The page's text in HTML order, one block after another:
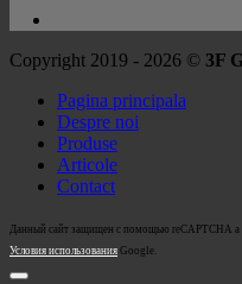
Copyright 2019 - 2026 © 3F
Pagina principala
Despre noi
Produse
Articole
Contact
Данный сайт защищен с помощью reCAPTCHA а
Условия использования Google.